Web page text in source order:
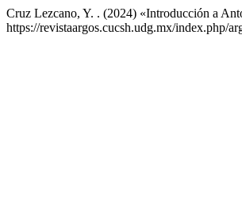
Cruz Lezcano, Y. . (2024) «Introducción a
https://revistaargos.cucsh.udg.mx/index.php/